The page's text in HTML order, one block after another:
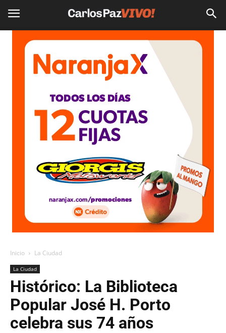
Inicio La Ciudad
La Ciudad
Histórico: La Biblioteca
Popular José H. Porto
celebra sus 74 años